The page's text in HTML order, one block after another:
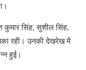
सिंह, सुशील सिंह,
रही। उनकी देखरेख में
हुई।